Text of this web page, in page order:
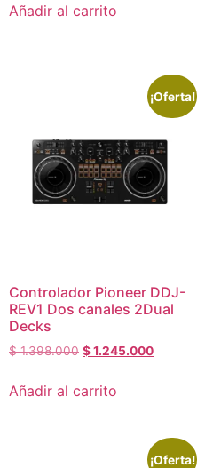
Añadir al carrito
¡Oferta!
Controlador Pioneer DDJ-
REV1 Dos canales 2Dual
Decks
$1.398.000 $1.245.000
Añadir al carrito
¡Oferta!